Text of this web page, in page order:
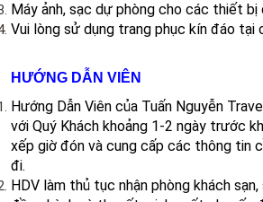
Máy ảnh, sạc dự phòng cho các thiết bị
Vui lòng sử dụng trang phục kín đáo tại
HƯỚNG DẪN VIÊN
Hướng Dẫn Viên của Tuấn Nguyễn
với Quý Khách khoảng 1-2 ngày trước
xếp giờ đón và cung cấp các thông tin
đi.
HDV làm thủ tục nhận phòng khách